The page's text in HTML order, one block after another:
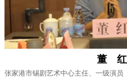
董 红
张家港市锡剧艺术中心主任、一级演员